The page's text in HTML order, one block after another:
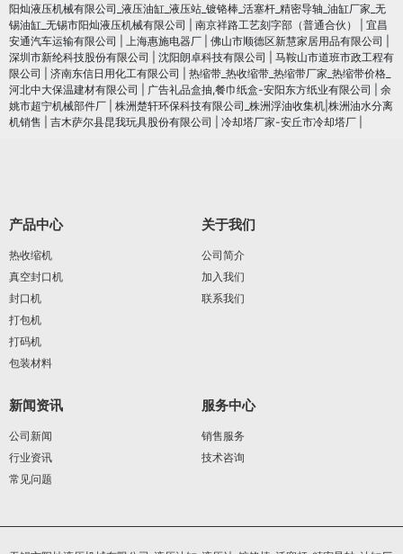
阳灿液压机械有限公司_液压油缸_液压站_镀铬棒_活塞杆_精密导轴_油缸厂家_无
锡油缸_无锡市阳灿液压机械有限公司
南京祥路工艺刻字部（普通合伙）
宜昌
安通汽车运输有限公司
上海惠施电器厂 佛山市顺德区新慧家居用品有限公司
深圳市新纶科技股份有限公司
沈阳朗卓科技有限公司
马鞍山市道班市政工程有
限公司
济南东信日用化工有限公司
热缩带_热收缩带_热缩带厂家_热缩带价格_
河北中大保温建材有限公司
广告礼品盒抽,餐巾纸盒-安阳东方纸业有限公司
余
姚市超宁机械部件厂
株洲楚轩环保科技有限公司_株洲浮油收集机|株洲油水分离
机销售
吉木萨尔县昆我玩具股份有限公司 冷却塔厂家-安丘市冷却塔厂
产品中心
热收缩机
真空封口机
封口机
打包机
打码机
包装材料
关于我们
公司简介
加入我们
联系我们
新闻资讯
公司新闻
行业资讯
常见问题
服务中心
销售服务
技术咨询